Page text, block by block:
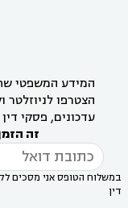
המידע המשפטי
הצטרפו
עדכונים, פסקי
זה
במשלוח הטופס אני מסכים
דין